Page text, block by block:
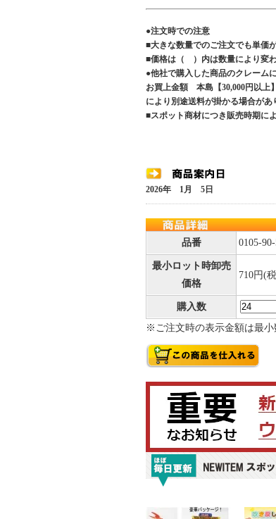
●注文時での注意
■大きな数量でのご注文でも単価
■価格は（ ）内は数量により変
●他社で購入した商品のクレーム
お買上金額 本島【30,000円以上
により別途送料が掛かる場合が
■スポット商材につき販売時期に
2026年 1月 5日
品番 0105-
最小ロット時卸売
価格
710円(
購入数
※ご注文時の表示金額は最小